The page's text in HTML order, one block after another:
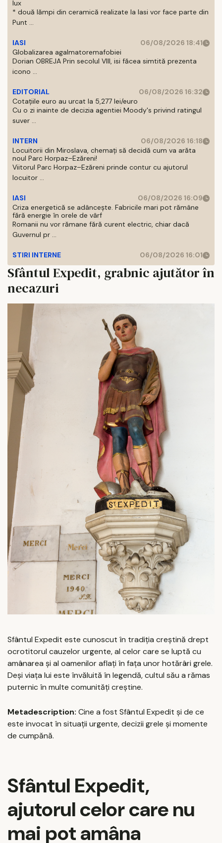
lux
* două lămpi din ceramică realizate la Iasi vor face parte din
Punt ...
IASI
06/08/2026 18:41
Globalizarea agalmatoremafobiei
Dorian OBREJA Prin secolul VIII, isi făcea simtită prezenta
icono ...
EDITORIAL
06/08/2026 16:32
Cotațiile euro au urcat la 5,277 lei/euro
Cu o zi inainte de decizia agentiei Moody's privind ratingul
suver ...
INTERN
06/08/2026 16:18
Locuitorii din Miroslava, chemați să decidă cum va arăta
noul Parc Horpaz–Ezăreni!
Viitorul Parc Horpaz–Ezăreni prinde contur cu ajutorul
locuitor ...
IASI
06/08/2026 16:09
Criza energetică se adâncește. Fabricile mari pot rămâne
fără energie în orele de vârf
Romanii nu vor rămane fără curent electric, chiar dacă
Guvernul pr ...
STIRI INTERNE 06/08/2026 16:01
Sfântul Expedit, grabnic ajutător în
necazuri
Sfântul Expedit este cunoscut în tradiția creștină drept
ocrotitorul cauzelor urgente, al celor care se luptă cu
amânarea și al oamenilor aflați în fața unor hotărâri grele.
Deși viața lui este învăluită în legendă, cultul său a rămas
puternic în multe comunități creștine.
Metadescription: Cine a fost Sfântul Expedit și de ce
este invocat în situații urgente, decizii grele și momente
de cumpănă.
Sfântul Expedit,
ajutorul celor care nu
mai pot amâna